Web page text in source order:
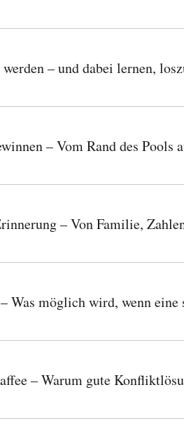
– und dabei lernen,
– Vom Rand des Pools
– Von Familie,
Was möglich wird, wenn eine
– Warum gute